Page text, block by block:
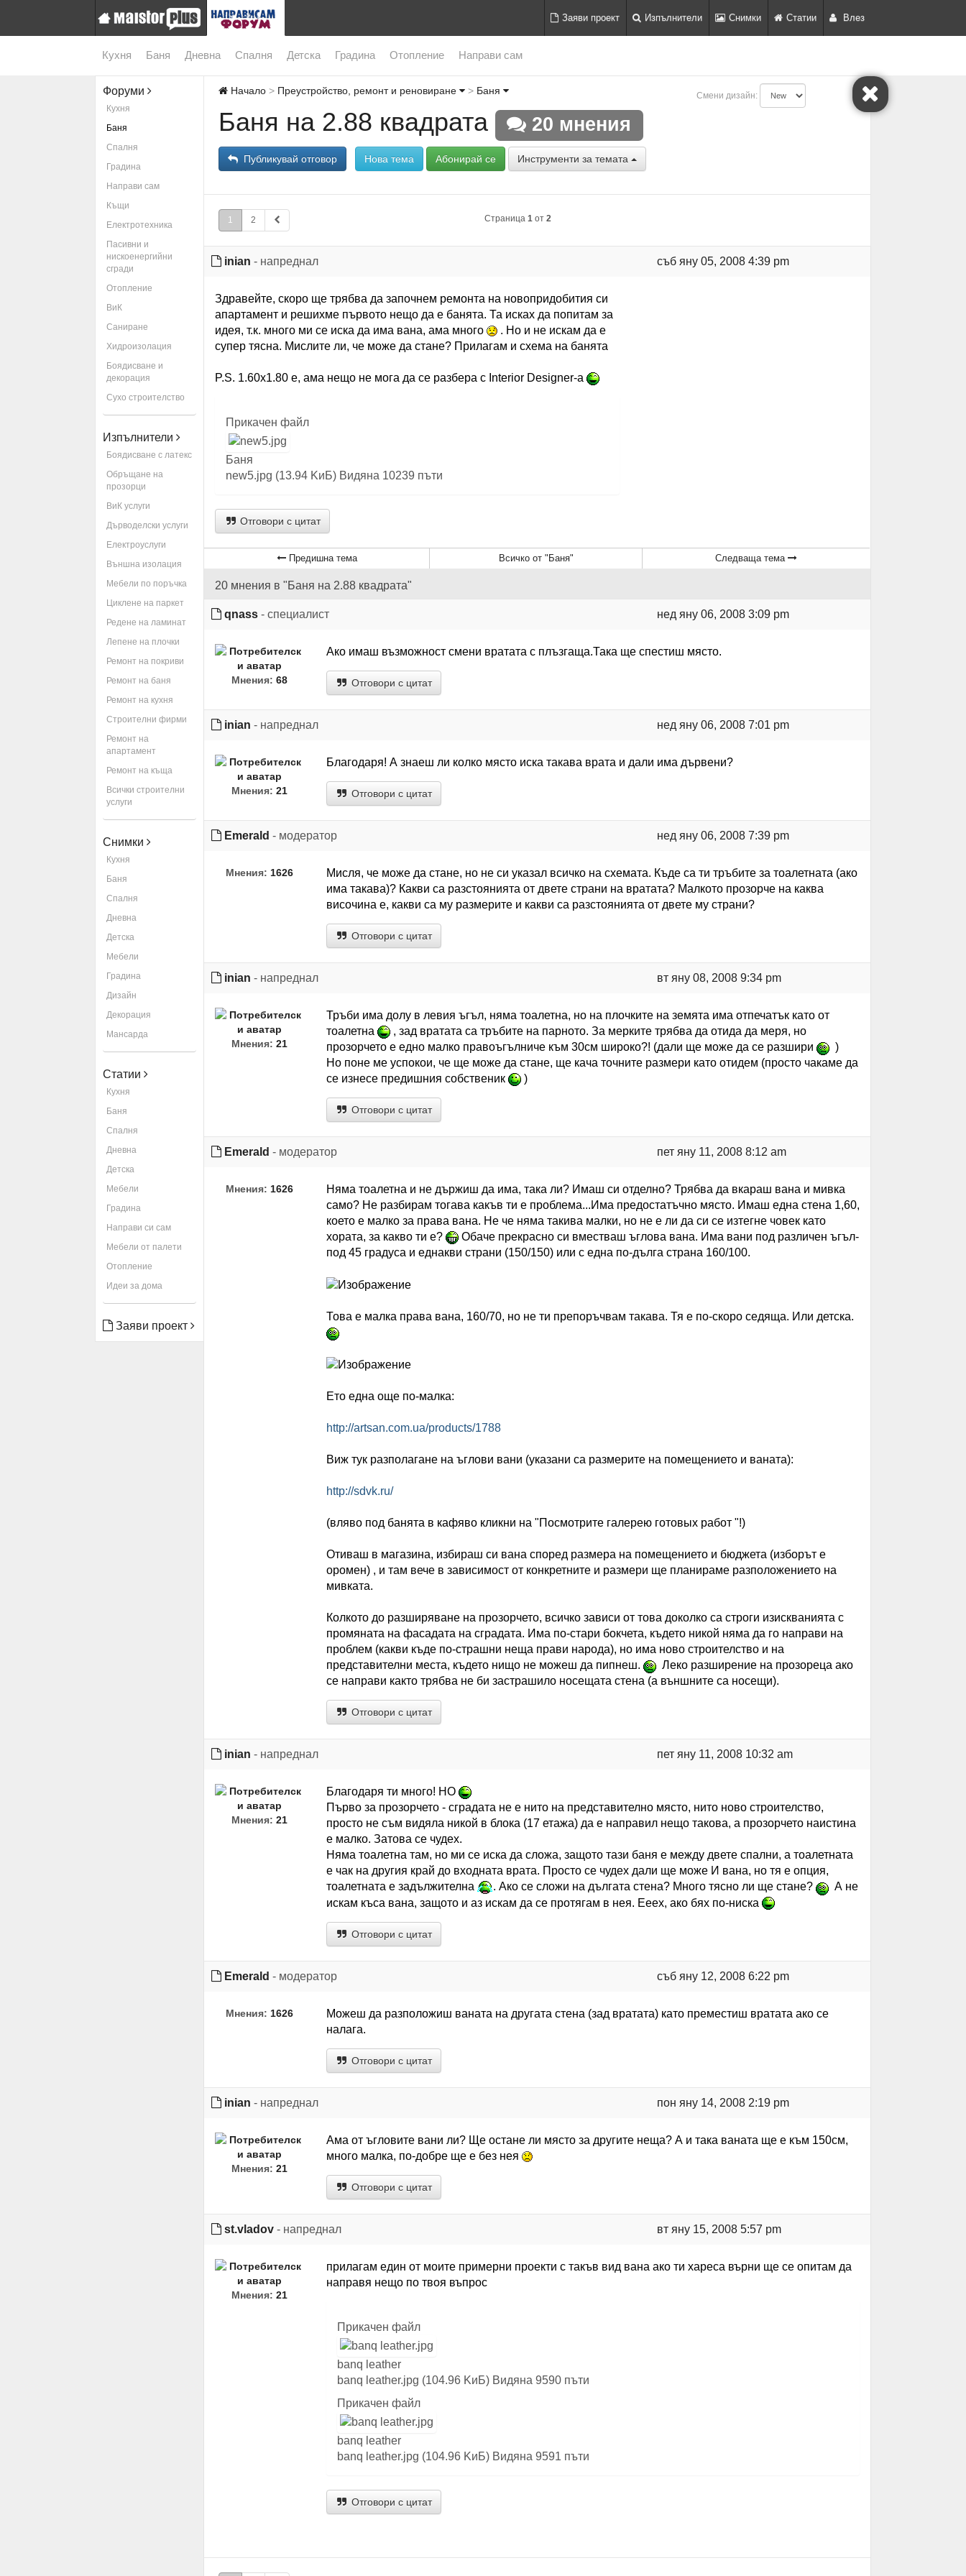
Заяви проект Изпълнители Снимки Статии Влез
Кухня Баня Дневна Спалня Детска Градина Отопление Направи сам
Форуми
Кухня
Баня
Спалня
Градина
Направи сам
Къщи
Електротехника
Пасивни и
нискоенергийни
сгради
Отопление
ВиК
Саниране
Хидроизолация
Боядисване и
декорация
Сухо строителство
Изпълнители
Боядисване с латекс
Обръщане на
прозорци
ВиК услуги
Дърводелски услуги
Електроуслуги
Външна изолация
Мебели по поръчка
Циклене на паркет
Редене на ламинат
Лепене на плочки
Ремонт на покриви
Ремонт на баня
Ремонт на кухня
Строителни фирми
Ремонт на
апартамент
Ремонт на къща
Всички строителни
услуги
Снимки
Кухня
Баня
Спалня
Дневна
Детска
Мебели
Градина
Дизайн
Декорация
Мансарда
Статии
Кухня
Баня
Спалня
Дневна
Детска
Мебели
Градина
Направи си сам
Мебели от палети
Отопление
Идеи за дома
Заяви проект
Начало Преустройство, ремонт и реновиране Баня Смени дизайн:
Баня на 2.88 квадрата 20 мнения
Публикувай отговор Нова тема Абонирай се Инструменти за темата
1 2 Страница 1от 2
inian - напреднал съб яну 05, 2008 4:39 pm
Здравейте, скоро ще трябва да започнем ремонта на новопридобития си
апартамент и решихме първото нещо да е банята. Та исках да попитам за
идея, т.к. много ми се иска да има вана, ама много
. Но и не искам да е
супер тясна. Мислите ли, че може да стане? Прилагам и схема на банята
P.S. 1.60х1.80 е, ама нещо не мога да се разбера с Interior Designer-а
Прикачен файл
Баня
new5.jpg (13.94 KиБ) Видяна 10239 пъти
Отговори с цитат
Предишна тема Всичко от "Баня" Следваща тема
20 мнения в "Баня на 2.88 квадрата"
qnass - специалист нед яну 06, 2008 3:09 pm
Мнения: 68
Ако имаш възможност смени вратата с плъзгаща.Така ще спестиш място.
Отговори с цитат
inian - напреднал нед яну 06, 2008 7:01 pm
Мнения: 21
Благодаря! А знаеш ли колко място иска такава врата и дали има дървени?
Отговори с цитат
Emerald - модератор нед яну 06, 2008 7:39 pm
Мнения: 1626
Мисля, че може да стане, но не си указал всичко на схемата. Къде са ти тръбите за тоалетната (ако
има такава)? Какви са разстоянията от двете страни на вратата? Малкото прозорче на каква
височина е, какви са му размерите и какви са разстоянията от двете му страни?
Отговори с цитат
inian - напреднал вт яну 08, 2008 9:34 pm
Мнения: 21
Тръби има долу в левия ъгъл, няма тоалетна, но на плочките на земята има отпечатък като от
тоалетна
, зад вратата са тръбите на парното. За мерките трябва да отида да меря, но
прозорчето е едно малко правоъгълниче към 30см широко?! (дали ще може да се разшири
)
Но поне ме успокои, че ще може да стане, ще кача точните размери като отидем (просто чакаме да
се изнесе предишния собственик
)
Отговори с цитат
Emerald - модератор пет яну 11, 2008 8:12 am
Мнения: 1626
Няма тоалетна и не държиш да има, така ли? Имаш си отделно? Трябва да вкараш вана и мивка
само? Не разбирам тогава какъв ти е проблема...Има предостатъчно място. Имаш една стена 1,60,
което е малко за права вана. Не че няма такива малки, но не е ли да си се изтегне човек като
хората, за какво ти е?
Обаче прекрасно си вместваш ъглова вана. Има вани под различен ъгъл-
под 45 градуса и еднакви страни (150/150) или с една по-дълга страна 160/100.
Това е малка права вана, 160/70, но не ти препоръчвам такава. Тя е по-скоро седяща. Или детска.
Ето една още по-малка:
http://artsan.com.ua/products/1788
Виж тук разполагане на ъглови вани (указани са размерите на помещението и ваната):
http://sdvk.ru/
(вляво под банята в кафяво кликни на "Посмотрите галерею готовых работ "!)
Отиваш в магазина, избираш си вана според размера на помещението и бюджета (изборът е
оромен) , и там вече в зависимост от конкретните и размери ще планираме разположението на
мивката.
Колкото до разширяване на прозорчето, всичко зависи от това доколко са строги изискванията с
промяната на фасадата на сградата. Има по-стари бокчета, където никой няма да го направи на
проблем (какви къде по-страшни неща прави народа), но има ново строителство и на
представителни места, където нищо не можеш да пипнеш.
Леко разширение на прозореца ако
се направи както трябва не би застрашило носещата стена (а външните са носещи).
Отговори с цитат
inian - напреднал пет яну 11, 2008 10:32 am
Мнения: 21
Благодаря ти много! НО
Първо за прозорчето - сградата не е нито на представително място, нито ново строителство,
просто не съм видяла никой в блока (17 етажа) да е направил нещо такова, а прозорчето наистина
е малко. Затова се чудех.
Няма тоалетна там, но ми се иска да сложа, защото тази баня е между двете спални, а тоалетната
е чак на другия край до входната врата. Просто се чудех дали ще може И вана, но тя е опция,
тоалетната е задължителна
. Ако се сложи на дългата стена? Много тясно ли ще стане?
А не
искам къса вана, защото и аз искам да се протягам в нея. Ееех, ако бях по-ниска
Отговори с цитат
Emerald - модератор съб яну 12, 2008 6:22 pm
Мнения: 1626
Можеш да разположиш ваната на другата стена (зад вратата) като преместиш вратата ако се
налага.
Отговори с цитат
inian - напреднал пон яну 14, 2008 2:19 pm
Мнения: 21
Ама от ъгловите вани ли? Ще остане ли място за другите неща? А и така ваната ще е към 150см,
много малка, по-добре ще е без нея
Отговори с цитат
st.vladov - напреднал вт яну 15, 2008 5:57 pm
Мнения: 21
прилагам един от моите примерни проекти с такъв вид вана ако ти хареса върни ще се опитам да
направя нещо по твоя въпрос
Прикачен файл
banq leather
banq leather.jpg (104.96 KиБ) Видяна 9590 пъти
Прикачен файл
banq leather
banq leather.jpg (104.96 KиБ) Видяна 9591 пъти
Отговори с цитат